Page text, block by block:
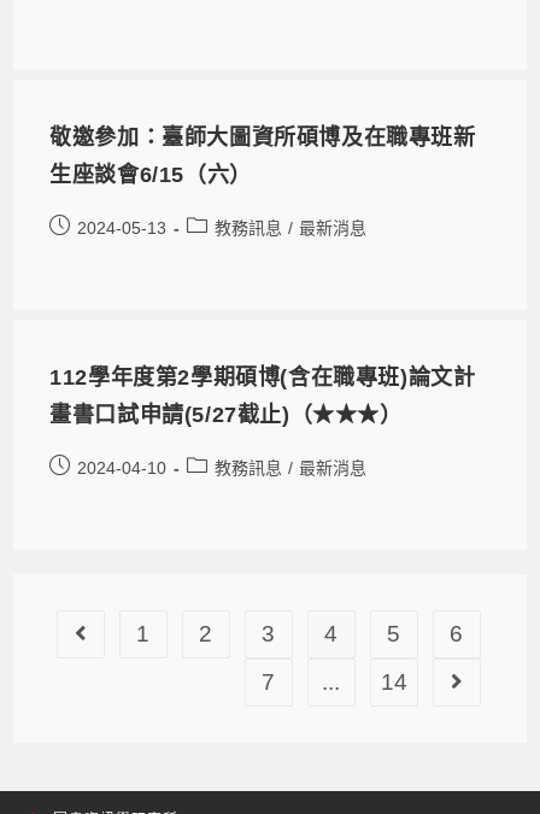
敬邀參加：臺師大圖資所碩博及在職專班新
生座談會6/15（六）
2024-05-13 教務訊息 / 最新消息
112學年度第2學期碩博(含在職專班)論文計
畫書口試申請(5/27截止)（★★★）
2024-04-10 教務訊息 / 最新消息
1 2 3 4 5
6
7
... 14